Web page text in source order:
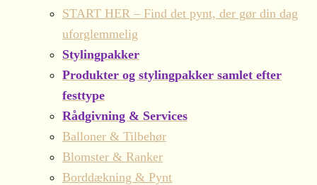
START HER – Find det pynt, der gør din dag
uforglemmelig
Stylingpakker
Produkter og stylingpakker samlet efter
festtype
Rådgivning & Services
Balloner & Tilbehør
Blomster & Ranker
Borddækning & Pynt